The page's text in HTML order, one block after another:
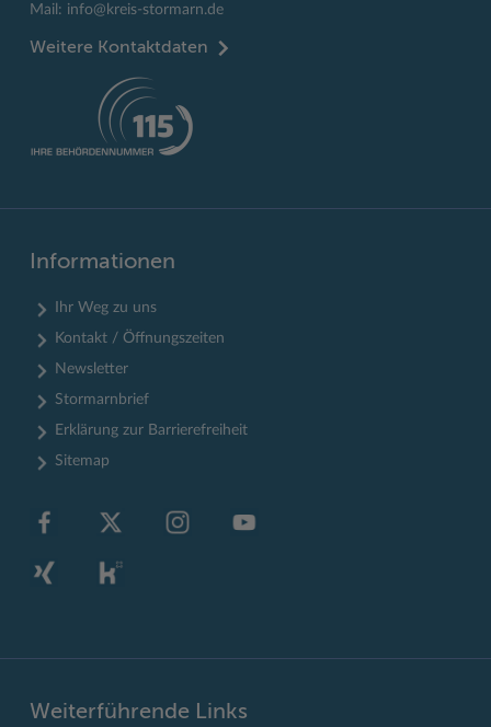
Mail: info@kreis-stormarn.de
Weitere Kontaktdaten
Informationen
Ihr Weg zu uns
Kontakt / Öffnungszeiten
Newsletter
Stormarnbrief
Erklärung zur Barrierefreiheit
Sitemap
Weiterführende Links